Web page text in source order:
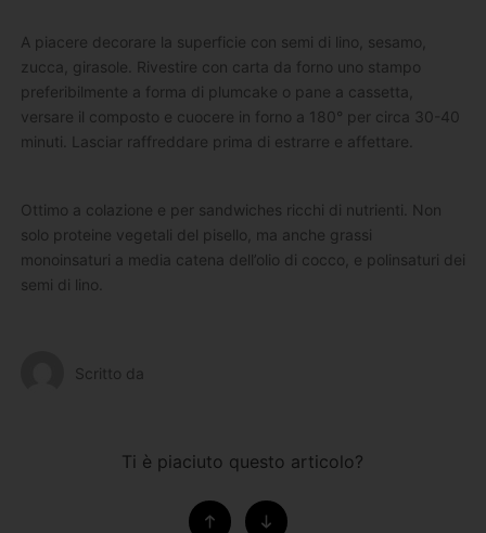
A piacere decorare la superficie con semi di lino, sesamo,
zucca, girasole. Rivestire con carta da forno uno stampo
preferibilmente a forma di plumcake o pane a cassetta,
versare il composto e cuocere in forno a 180° per circa 30-40
minuti. Lasciar raffreddare prima di estrarre e affettare.
Ottimo a colazione e per sandwiches ricchi di nutrienti. Non
solo proteine vegetali del pisello, ma anche grassi
monoinsaturi a media catena dell’olio di cocco, e polinsaturi dei
semi di lino.
Scritto da
Ti è piaciuto questo articolo?